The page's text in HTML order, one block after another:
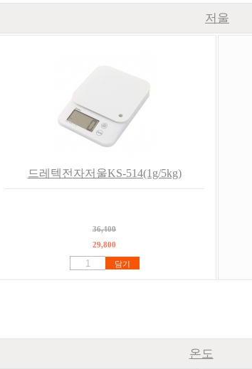
저울
드레텍전자저울KS-514(1g/5kg)
36,400
29,800
담기
온도